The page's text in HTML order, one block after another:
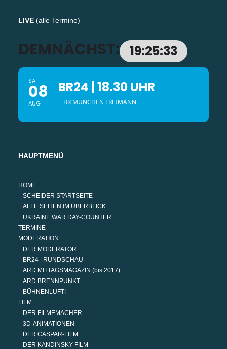
LIVE (alle Termine)
DEMNÄCHST: 19:25:33
SA
08
AUG
BR24 | 18.30 UHR
BR MÜNCHEN FREIMANN
HAUPTMENÜ
HOME
SCHEIDER STARTSEITE
ALLE SEITEN IM ÜBERBLICK
UKRAINE WAR DAY-COUNTER
TERMINE
MODERATION
DER MODERATOR.
BR24 | RUNDSCHAU
ARD MITTAGSMAGAZIN (bis 2017)
ARD BRENNPUNKT
BÜHNENLUFT!
FILM
DER FILMEMACHER.
3D-ANIMATIONEN
DER CASPAR-FILM
DER KANDINSKY-FILM